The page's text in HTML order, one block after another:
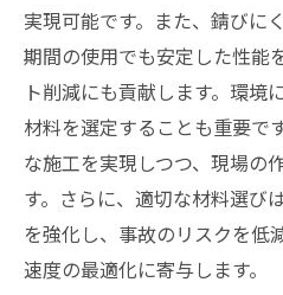
実現可能です。また、錆びに
期間の使用でも安定した性能
ト削減にも貢献します。環境
材料を選定することも重要で
な施工を実現しつつ、現場の
す。さらに、適切な材料選び
を強化し、事故のリスクを低
速度の最適化に寄与します。